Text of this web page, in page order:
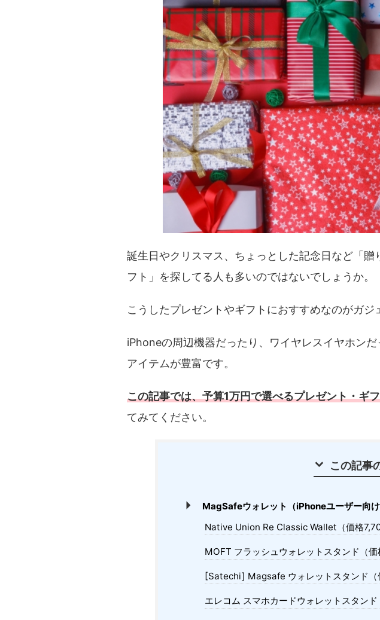
誕生日やクリスマス、ちょっとした記念日など「
フト」を探してる人も多いのではないでしょうか。
こうしたプレゼントやギフトにおすすめなのがガジ
iPhoneの周辺機器だったり、ワイヤレスイヤホン
アイテムが豊富です。
この記事では、予算1万円で選べるプレゼント・ギ
てみてください。
この記事
MagSafeウォレット（iPhoneユーザー向け
Native Union Re Classic Wallet（価格
MOFT フラッシュウォレットスタンド（価
[Satechi] Magsafe ウォレットスタンド（
エレコム スマホカードウォレットスタンド